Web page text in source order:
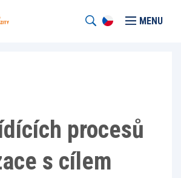
MENU
procesů
s cílem